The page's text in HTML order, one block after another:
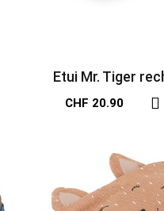
Etui Mr. Tiger
CHF 20.90